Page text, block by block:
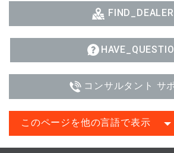
FIND_DEALER
コンサルタント サ
このページを他の言語で表示